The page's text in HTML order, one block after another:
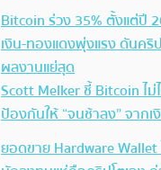
Bitcoin ร่วง 35% ตั้งแต่ปี
เงิน-ทองแดงพุ่งแรง ดันค
ผลงานแย่สุด
Scott Melker ชี้ Bitcoin ไม่
ป้องกันให้ “จนช้าลง” จากเ
ยอดขาย Hardware Wallet